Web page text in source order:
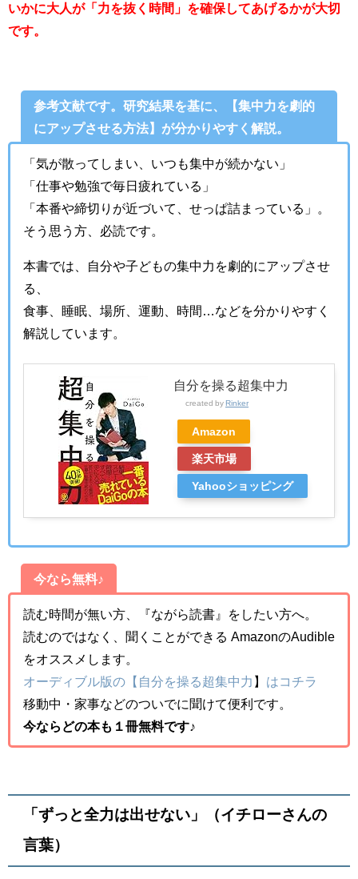
いかに大人が「力を抜く時間」を確保してあげるかが大切
です。
参考文献です。研究結果を基に、【集中力を劇的
にアップさせる方法】が分かりやすく解説。
「気が散ってしまい、いつも集中が続かない」
「仕事や勉強で毎日疲れている」
「本番や締切りが近づいて、せっぱ詰まっている」。
そう思う方、必読です。
本書では、自分や子どもの集中力を劇的にアップさせ
る、
食事、睡眠、場所、運動、時間…などを分かりやすく
解説しています。
自分を操る超集中力
created by Rinker
Amazon
楽天市場
Yahooショッピング
今なら無料♪
読む時間が無い方、『ながら読書』をしたい方へ。
読むのではなく、聞くことができる AmazonのAudible
をオススメします。
オーディブル版の【自分を操る超集中力 】 はコチラ
移動中・家事などのついでに聞けて便利です。
今ならどの本も１冊無料です♪
「ずっと全力は出せない」（イチローさんの
言葉）